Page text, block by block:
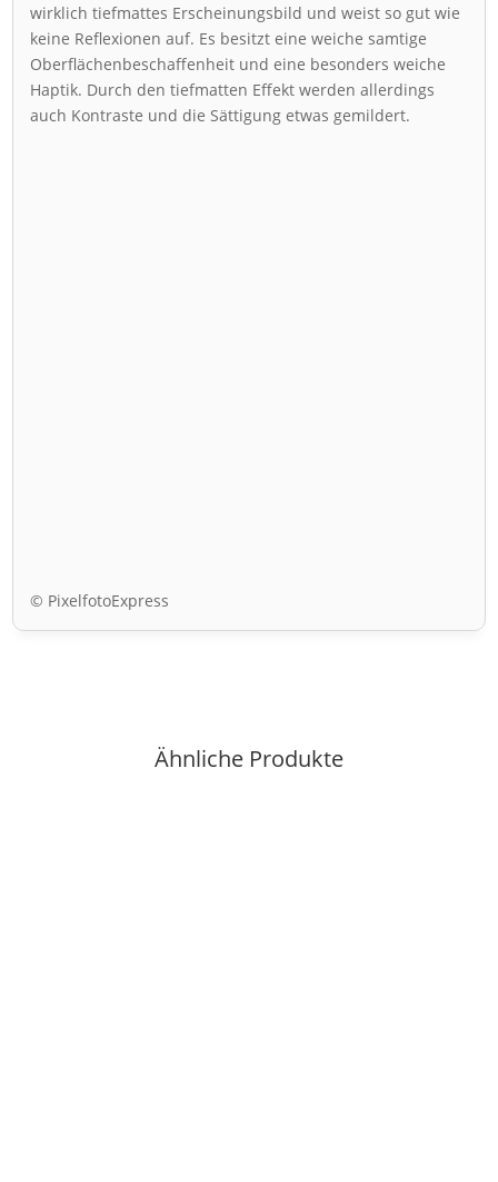
wirklich tiefmattes Erscheinungsbild und weist so gut wie
keine Reflexionen auf. Es besitzt eine weiche samtige
Oberflächenbeschaffenheit und eine besonders weiche
Haptik. Durch den tiefmatten Effekt werden allerdings
auch Kontraste und die Sättigung etwas gemildert.
© PixelfotoExpress
Ähnliche Produkte